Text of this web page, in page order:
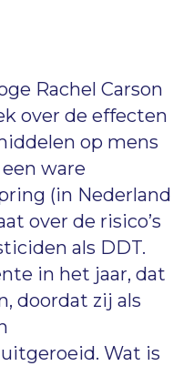
Rachel Carson
over de effecten
op mens
ware
(in Nederland
over de risico’s
als DDT.
in het jaar, dat
doordat zij als
Wat is